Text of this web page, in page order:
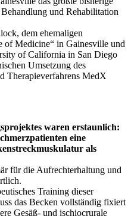
und Rehabilitation
dem ehemaligen
of Medicine“ in Gainesville und
of California in San Diego
Umsetzung des
Therapieverfahrens MedX
waren erstaunlich:
eine
als
für die Aufrechterhaltung und
Training dieser
das Becken vollständig fixiert
Gesäß- und ischiocrurale